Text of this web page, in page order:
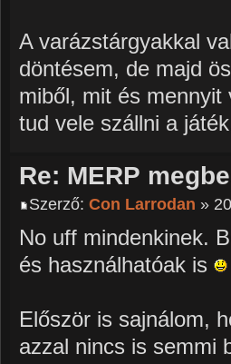
A varázstárgyakkal
döntésem, de majd
miből, mit és mennyit
tud vele szállni a
Re: MERP
Szerző: Con Larrodan »
No uff mindenkinek.
és használhatóak is
Először is sajnálom,
azzal nincs is semmi